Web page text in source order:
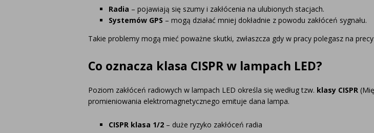
Radia – pojawiają się szumy i zakłócenia na ulubionych stacjach.
Systemów GPS – mogą działać mniej dokładnie z powodu zakłóceń sygnału.
Takie problemy mogą mieć poważne skutki, zwłaszcza gdy w pracy polegasz na
Co oznacza klasa CISPR w lampach LED?
Poziom zakłóceń radiowych w lampach LED określa się według tzw. klasy CISPR
promieniowania elektromagnetycznego emituje dana lampa.
CISPR klasa 1/2 – duże ryzyko zakłóceń radia